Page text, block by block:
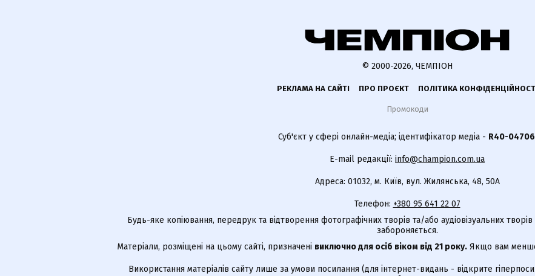
© 2000-2026, ЧЕМПІОН
РЕКЛАМА НА САЙТІ ПРО ПРОЄКТ ПОЛІТИКА
Промокоди
Суб'єкт у сфері онлайн-медіа; ідентифікатор медіа - R40-04706
E-mail редакції: info@champion.com.ua
Адреса: 01032, м. Київ, вул. Жилянська, 48, 50А
Телефон: +380 95 641 22 07
Будь-яке копіювання, передрук та відтворення фотографічних творів та/або аудіовізуальних
забороняється.
Матеріали, розміщені на цьому сайті, призначені виключно для осіб віком від 21 року. Якщо вам
Використання матеріалів сайту лише за умови посилання (для інтернет-видань - відкрите